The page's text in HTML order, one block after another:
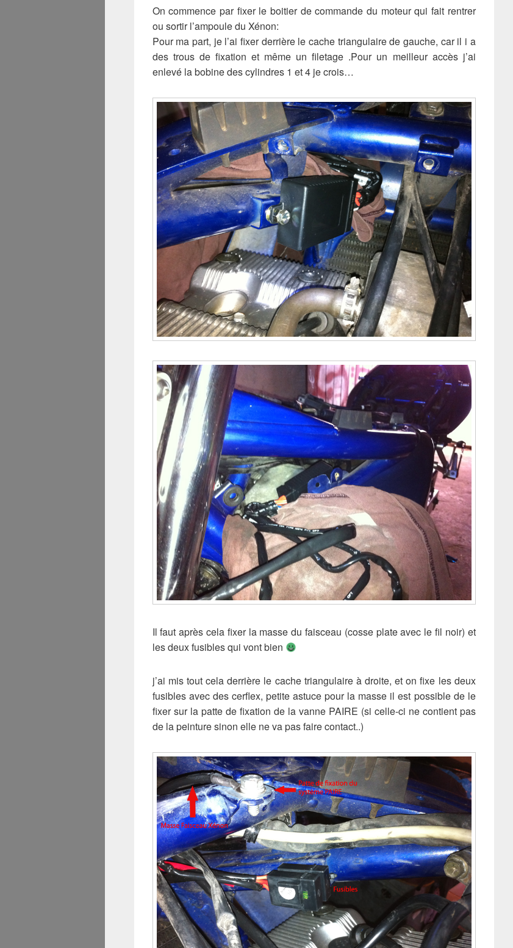
On commence par fixer le boitier de commande du moteur qui fait rentrer
ou sortir l’ampoule du Xénon:
Pour ma part, je l’ai fixer derrière le cache triangulaire de gauche, car il i a
des trous de fixation et même un filetage .Pour un meilleur accès j’ai
enlevé la bobine des cylindres 1 et 4 je crois…
Il faut après cela fixer la masse du faisceau (cosse plate avec le fil noir) et
les deux fusibles qui vont bien
j’ai mis tout cela derrière le cache triangulaire à droite, et on fixe les deux
fusibles avec des cerflex, petite astuce pour la masse il est possible de le
fixer sur la patte de fixation de la vanne PAIRE (si celle-ci ne contient pas
de la peinture sinon elle ne va pas faire contact..)